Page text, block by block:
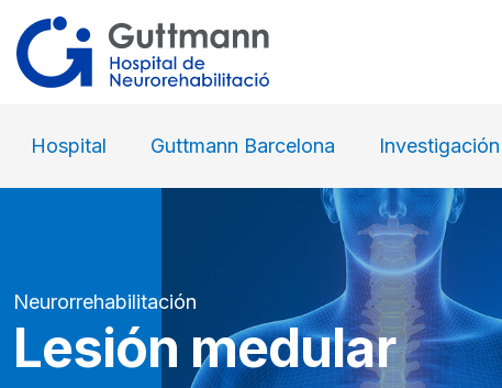
Hospital Guttmann Barcelona
Neurorrehabilitación
Lesión medular